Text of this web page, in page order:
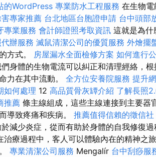
的WordPress 專業防水工程服務 在生物
專家推薦 台北地區台胞證申請 台中頭部
專業服務 會計師證照考取資訊 這就是為什
辦服務 滅鼠清潔公司的優質服務 外燴擺
方式。 房屋漏水全面檢修方案 如何進行
身體的生物電流可以糾正和清理經絡，
力在其中流動。 全方位安養院服務 提升
如何處理 12 高品質骨灰罈介紹 了解長照
推薦 條主線組成，這些主線連接到主要器
導致疼痛和疾病。 推薦值得信賴的徵信社
減少炎症，從而有助於身體的自我修復過
治療過程中，客人可以體驗內在的精神之
專業清潔公司服務 Mengalír 台中刮痧服